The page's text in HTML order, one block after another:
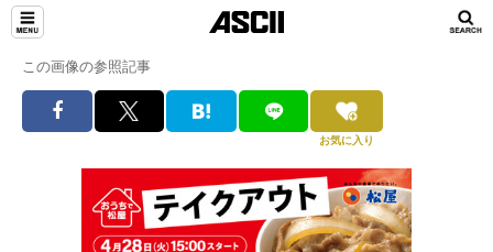
この画像の参照記事
お気に入り